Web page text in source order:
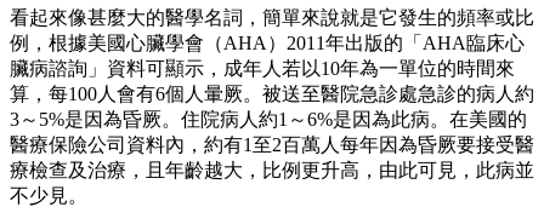
看起來像甚麼大的醫學名詞，簡單來說就是它發生的頻率或比
例，根據美國心臟學會（AHA）2011年出版的「AHA臨床心
臟病諮詢」資料可顯示，成年人若以10年為一單位的時間來
算，每100人會有6個人暈厥。被送至醫院急診處急診的病人約
3～5%是因為昏厥。住院病人約1～6%是因為此病。在美國的
醫療保險公司資料內，約有1至2百萬人每年因為昏厥要接受醫
療檢查及治療，且年齡越大，比例更升高，由此可見，此病並
不少見。